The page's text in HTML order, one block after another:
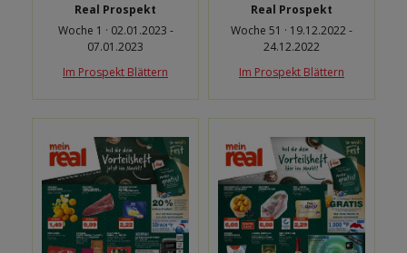
Real Prospekt
Woche 1 · 02.01.2023 -
07.01.2023
Im Prospekt Blättern
Real Prospekt
Woche 51 · 19.12.2022 -
24.12.2022
Im Prospekt Blättern